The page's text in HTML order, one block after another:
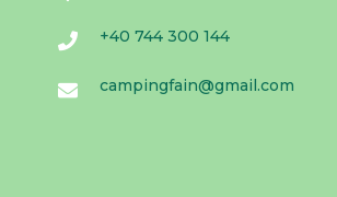
+40 744 300 144
campingfain@gmail.com